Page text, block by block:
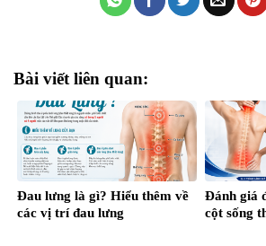
Bài viết liên quan:
Đau lưng là gì? Hiểu thêm về
các vị trí đau lưng
Đánh giá
cột sống